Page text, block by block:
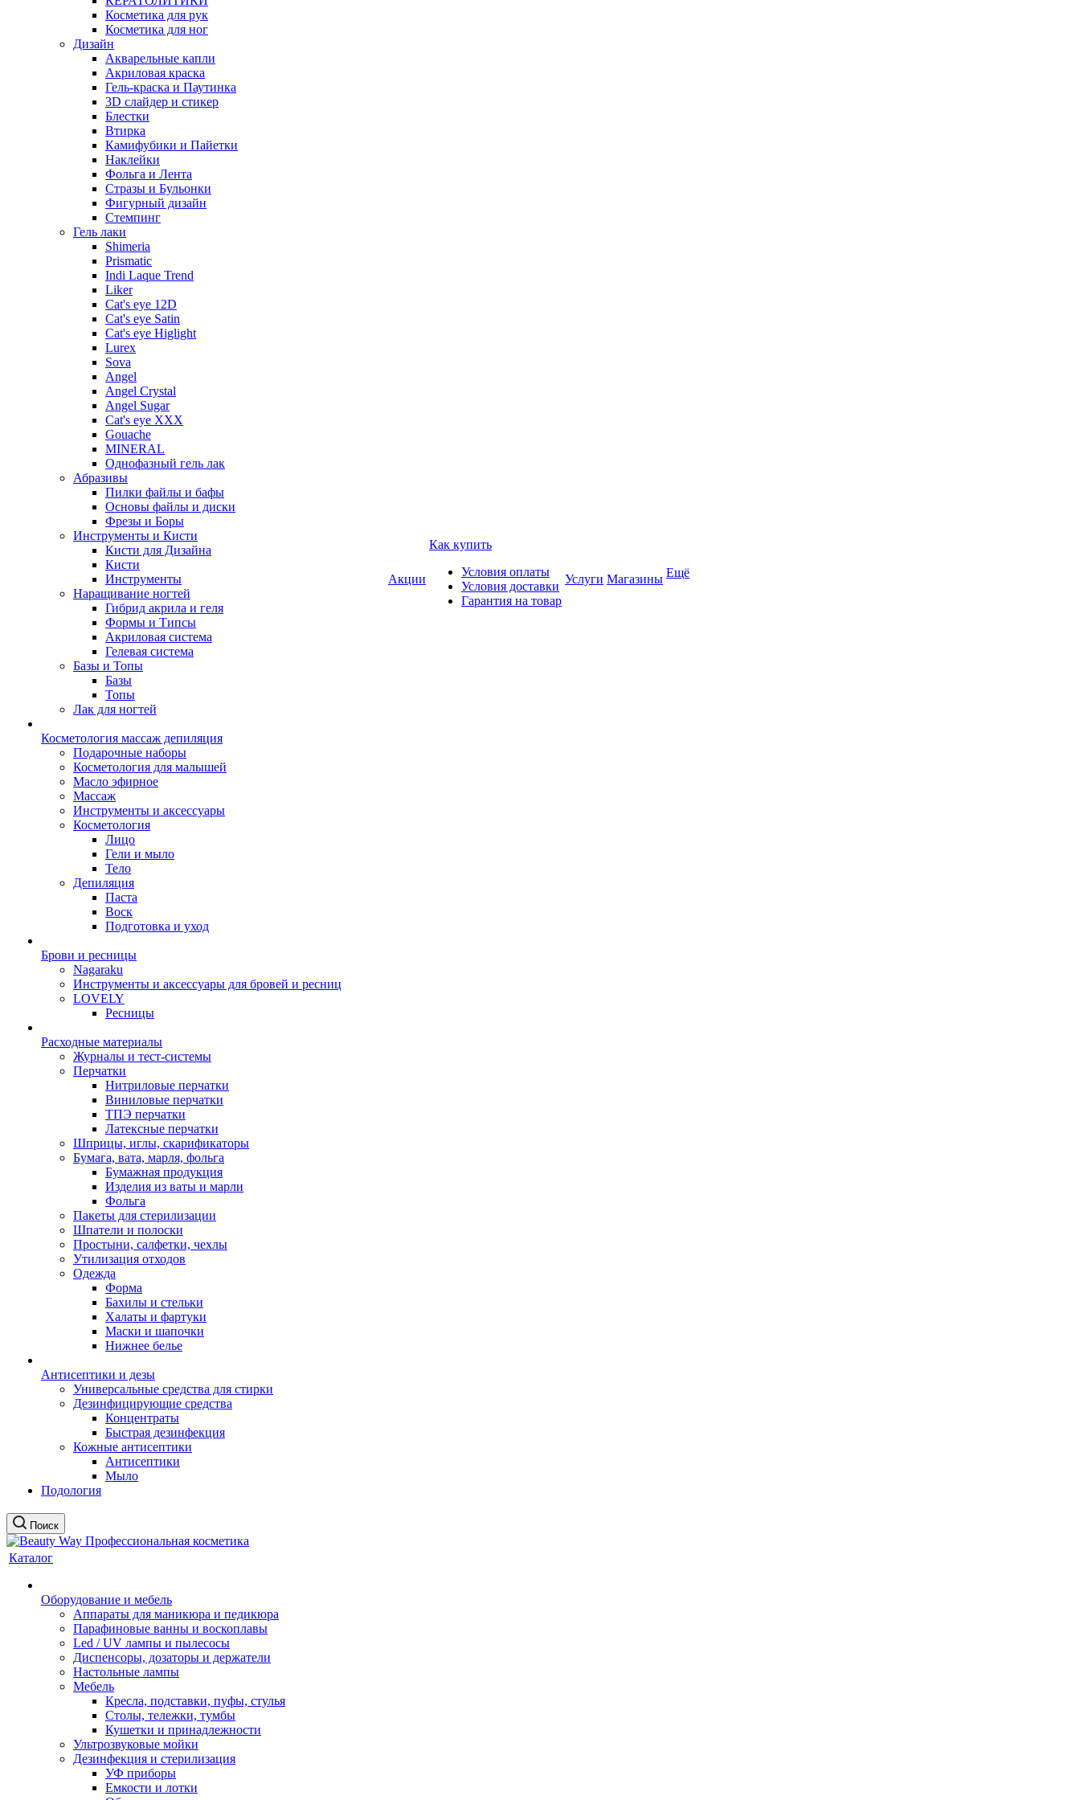
Косметика для рук
Косметика для ног
Дизайн
Акварельные капли
Акриловая краска
Гель-краска и Паутинка
3D слайдер и стикер
Блестки
Втирка
Камифубики и Пайетки
Наклейки
Фольга и Лента
Стразы и Бульонки
Фигурный дизайн
Стемпинг
Гель лаки
Shimeria
Prismatic
Indi Laque Trend
Liker
Cat's eye 12D
Cat's eye Satin
Cat's eye Higlight
Lurex
Sova
Angel
Angel Crystal
Angel Sugar
Cat's eye XXX
Gouache
MINERAL
Однофазный гель лак
Абразивы
Пилки файлы и бафы
Основы файлы и диски
Фрезы и Боры
Инструменты и Кисти
Кисти для Дизайна
Кисти
Инструменты
Наращивание ногтей
Гибрид акрила и геля
Формы и Типсы
Акриловая система
Гелевая система
Базы и Топы
Базы
Топы
Лак для ногтей
Косметология массаж депиляция
Подарочные наборы
Косметология для малышей
Масло эфирное
Массаж
Инструменты и аксессуары
Косметология
Лицо
Гели и мыло
Тело
Депиляция
Паста
Воск
Подготовка и уход
Брови и ресницы
Nagaraku
Инструменты и аксессуары для бровей и ресниц
LOVELY
Ресницы
Расходные материалы
Журналы и тест-системы
Перчатки
Нитриловые перчатки
Виниловые перчатки
ТПЭ перчатки
Латексные перчатки
Шприцы, иглы, скарификаторы
Бумага, вата, марля, фольга
Бумажная продукция
Изделия из ваты и марли
Фольга
Пакеты для стерилизации
Шпатели и полоски
Простыни, салфетки, чехлы
Утилизация отходов
Одежда
Форма
Бахилы и стельки
Халаты и фартуки
Маски и шапочки
Нижнее белье
Антисептики и дезы
Универсальные средства для стирки
Дезинфицирующие средства
Концентраты
Быстрая дезинфекция
Кожные антисептики
Антисептики
Мыло
Подология
Акции
Как купить
Условия оплаты
Условия доставки
Гарантия на товар
Услуги Магазины Ещё
Поиск
Каталог
Оборудование и мебель
Аппараты для маникюра и педикюра
Парафиновые ванны и воскоплавы
Led / UV лампы и пылесосы
Диспенсоры, дозаторы и держатели
Настольные лампы
Мебель
Кресла, подставки, пуфы, стулья
Столы, тележки, тумбы
Кушетки и принадлежности
Ультрозвуковые мойки
Дезинфекция и стерилизация
УФ приборы
Емкости и лотки